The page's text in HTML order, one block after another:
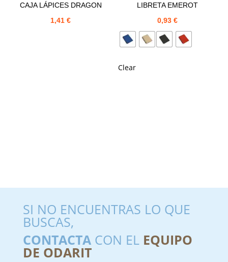
CAJA LÁPICES DRAGON
1,41€
LIBRETA EMEROT
0,93 €
Clear
SI NO ENCUENTRAS LO QUE
BUSCAS,
CONTACTACON EL EQUIPO
DE ODARIT